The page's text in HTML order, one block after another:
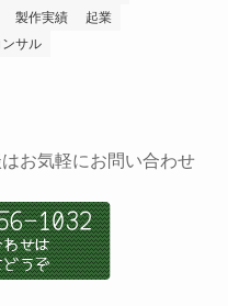
製作実績
起業
サル
お気軽にお問い合わせ